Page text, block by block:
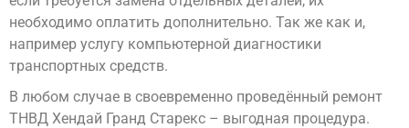
необходимо оплатить дополнительно. Так же как и,
например услугу компьютерной диагностики
транспортных средств.
В любом случае в своевременно проведённый ремонт
ТНВД Хендай Гранд Старекс – выгодная процедура.